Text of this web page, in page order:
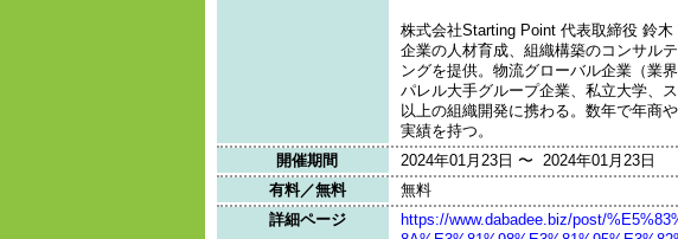
株式会社Starting Point 代表取締役 鈴木
企業の人材育成、組織構築のコンサル
ングを提供。物流グローバル企業（業
パレル大手グループ企業、私立大学、
以上の組織開発に携わる。数年で年商
実績を持つ。
開催期間
2024年01月23日 〜 2024年01月23日
有料／無料
無料
詳細ページ
https://www.dabadee.biz/post/